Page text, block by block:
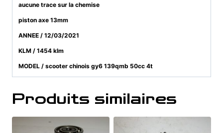
aucune trace sur la chemise
piston axe 13mm
ANNEE / 12/03/2021
KLM / 1454 klm
MODEL / scooter chinois gy6 139qmb 50cc 4t
Produits similaires